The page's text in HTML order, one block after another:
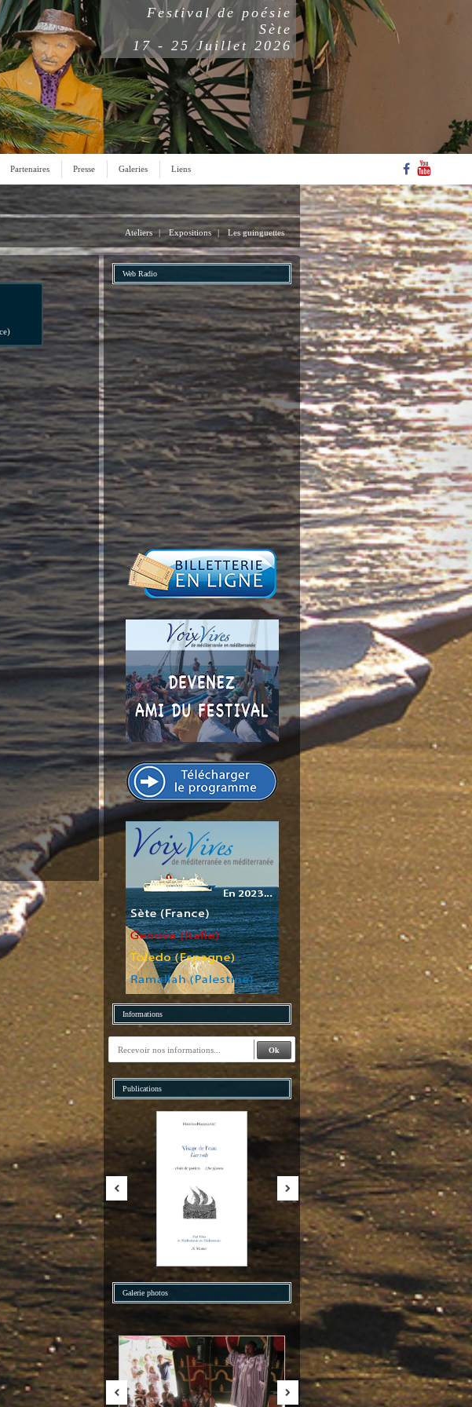
Festival de poésie
Sète
17 - 25 Juillet 2026
Partenaires Presse Galeries Liens
Ateliers | Expositions | Les guinguettes
Web Radio
Informations
Publications
Galerie photos